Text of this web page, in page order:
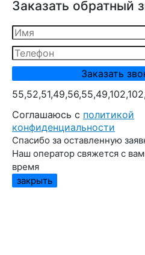
Заказать обратный
Cоглашаюсь с политикой
конфиденциальности
Спасибо за оставленную
Наш оператор свяжется с
время
закрыть